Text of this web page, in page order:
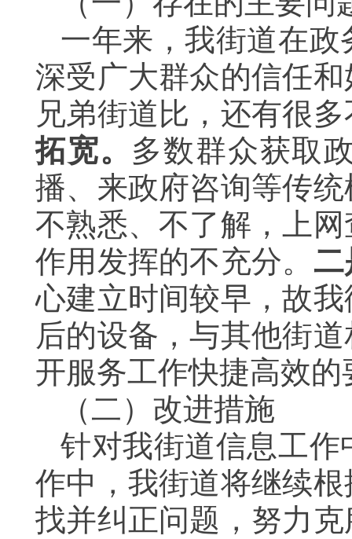
一年来，我街道在
深受广大群众的信任
兄弟街道比，还有很
拓宽。 多数群众获取
播、来政府咨询等传
不熟悉、不了解，上
作用发挥的不充分。 二
心建立时间较早，故
后的设备，与其他街
开服务工作快捷高效的
（二）改进措施
针对我街道信息工
作中，我街道将继续
找并纠正问题，努力